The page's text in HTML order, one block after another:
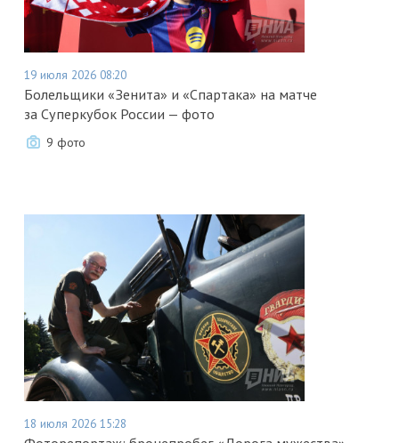
19 июля 2026 08:20
Болельщики «Зенита» и «Спартака» на матче
за Суперкубок России — фото
9 фото
18 июля 2026 15:28